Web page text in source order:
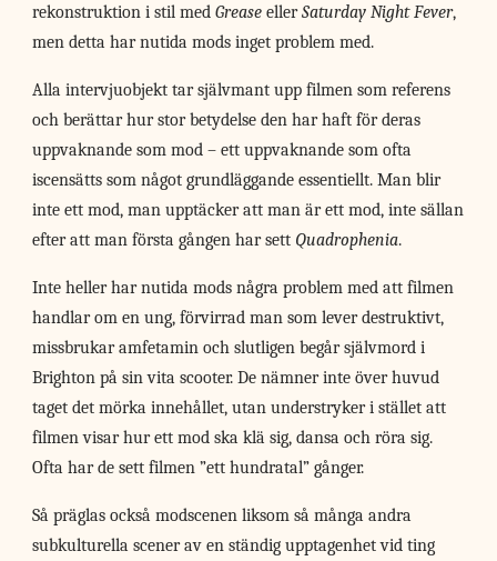
rekonstruktion i stil medGrease ellerSaturday Night Fever,
men detta har nutida mods inget problem med.
Alla intervjuobjekt tar självmant upp filmen som referens
och berättar hur stor betydelse den har haft för deras
uppvaknande som mod – ett uppvaknande som ofta
iscensätts som något grundläggande essentiellt. Man blir
inte ett mod, man upptäcker att man är ett mod, inte sällan
efter att man första gången har sett Quadrophenia.
Inte heller har nutida mods några problem med att filmen
handlar om en ung, förvirrad man som lever destruktivt,
missbrukar amfetamin och slutligen begår självmord i
Brighton på sin vita scooter. De nämner inte över huvud
taget det mörka innehållet, utan understryker i stället att
filmen visar hur ett mod ska klä sig, dansa och röra sig.
Ofta har de sett filmen ”ett hundratal” gånger.
Så präglas också modscenen liksom så många andra
subkulturella scener av en ständig upptagenhet vid ting